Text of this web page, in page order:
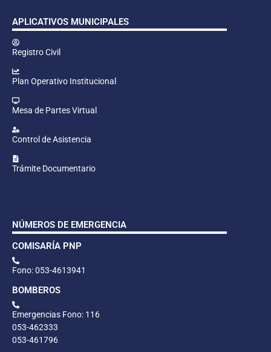
APLICATIVOS MUNICIPALES
Registro Civil
Plan Operativo Institucional
Mesa de Partes Virtual
Control de Asistencia
Trámite Documentario
NÚMEROS DE EMERGENCIA
COMISARÍA PNP
Fono: 053-4613941
BOMBEROS
Emergencias Fono: 116
053-462333
053-461796